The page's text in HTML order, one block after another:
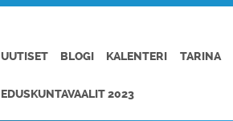
UUTISET BLOGI KALENTERI TARINA
EDUSKUNTAVAALIT 2023